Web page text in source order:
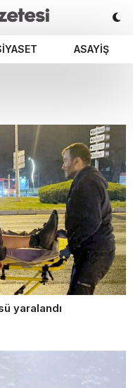
ASAYIŞ
yaralandı